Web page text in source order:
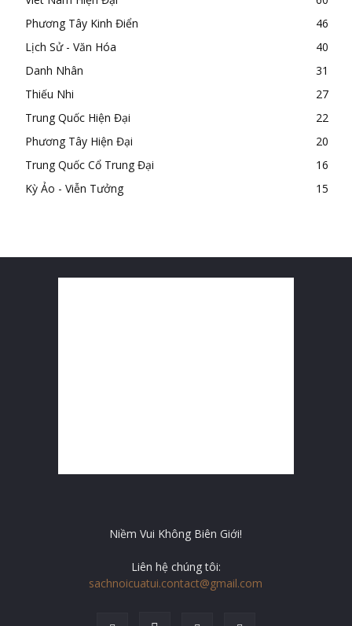
Phương Tây Kinh Điển
46
Lịch Sử - Văn Hóa
40
Danh Nhân
31
Thiếu Nhi
27
Trung Quốc Hiện Đại
22
Phương Tây Hiện Đại
20
Trung Quốc Cổ Trung Đại
16
Kỳ Ảo - Viễn Tưởng
15
Niềm Vui Không Biên Giới!
Liên hệ chúng tôi:
sachnoicuatui.contact@gmail.com